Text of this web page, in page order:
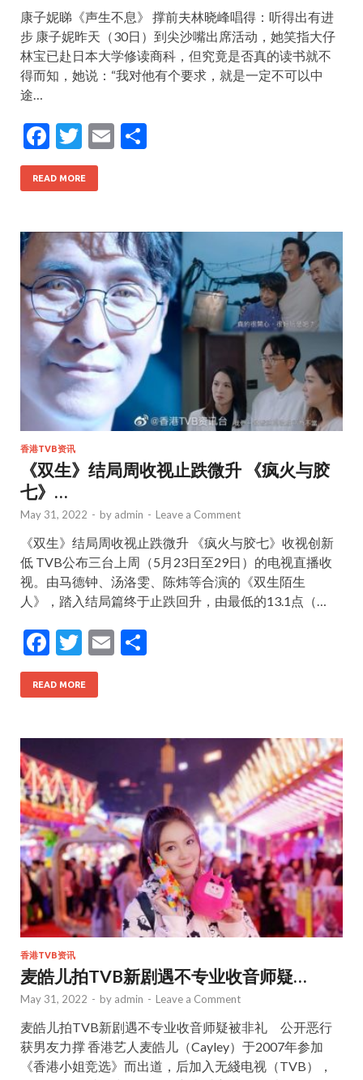
康子妮睇《声生不息》 撑前夫林晓峰唱得：听得出有进
步 康子妮昨天（30日）到尖沙嘴出席活动，她笑指大仔
林宝已赴日本大学修读商科，但究竟是否真的读书就不
得而知，她说：“我对他有个要求，就是一定不可以中
途…
F
ac
e
o
o
k
T
w
itt
E
READ MORE
香港TVB资讯
《双生》结局周收视止跌微升 《疯火与胶
七》…
May 31, 2022 - by admin - Leave a Comment
《双生》结局周收视止跌微升 《疯火与胶七》收视创新
低 TVB公布三台上周（5月23日至29日）的电视直播收
视。由马德钟、汤洛雯、陈炜等合演的《双生陌生
人》，踏入结局篇终于止跌回升，由最低的13.1点（…
F
ac
e
o
o
k
T
w
itt
E
READ MORE
香港TVB资讯
麦皓儿拍TVB新剧遇不专业收音师疑…
May 31, 2022 - by admin - Leave a Comment
麦皓儿拍TVB新剧遇不专业收音师疑被非礼 公开恶行
获男友力撑 香港艺人麦皓儿（Cayley）于2007年参加
《香港小姐竞选》而出道，后加入无綫电视（TVB），